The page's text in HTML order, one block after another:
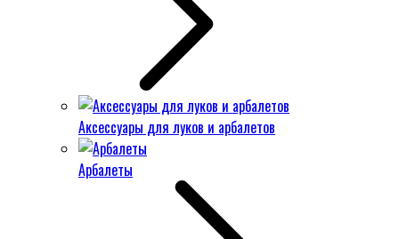
Аксессуары для луков и арбалетов
Арбалеты